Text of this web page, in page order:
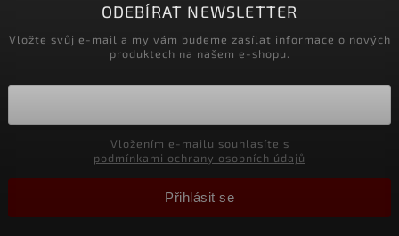
ODEBÍRAT NEWSLETTER
Vložte svůj e-mail a my vám budeme zasílat informace o nových
produktech na našem e-shopu.
podmínkami ochrany osobních údajů
Přihlásit se